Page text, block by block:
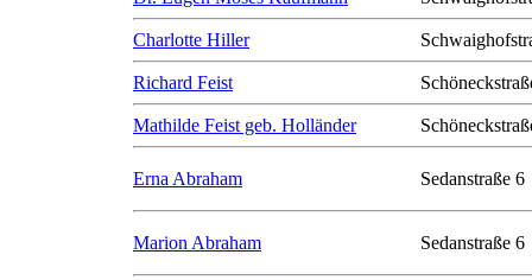
Charlotte Hiller
Richard Feist
Mathilde Feist geb. Holländer
Erna Abraham Sedanstraße 6
Marion Abraham Sedanstraße 6